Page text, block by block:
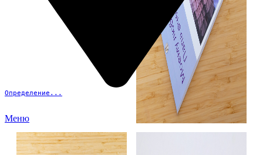
Определение...
Меню